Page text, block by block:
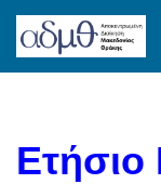
Skip
Ετήσιο